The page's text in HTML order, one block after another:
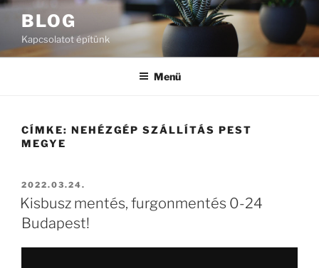
Tartalomhoz
BLOG
Kapcsolatot építünk
Menü
CÍMKE: NEHÉZGÉP SZÁLLÍTÁS PEST
MEGYE
BEKÜLDVE:
2022.03.24.
Kisbusz mentés, furgonmentés 0-24
Budapest!